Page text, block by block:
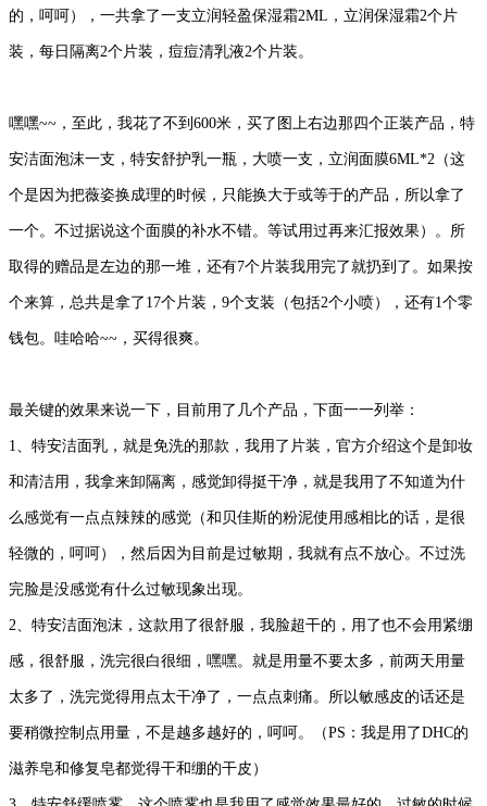
的，呵呵），一共拿了一支立润轻盈保湿霜2ML，立润保湿霜2个片
装，每日隔离2个片装，痘痘清乳液2个片装。
嘿嘿~~，至此，我花了不到600米，买了图上右边那四个正装产品，特
安洁面泡沫一支，特安舒护乳一瓶，大喷一支，立润面膜6ML*2（这
个是因为把薇姿换成理的时候，只能换大于或等于的产品，所以拿了
一个。不过据说这个面膜的补水不错。等试用过再来汇报效果）。所
取得的赠品是左边的那一堆，还有7个片装我用完了就扔到了。如果按
个来算，总共是拿了17个片装，9个支装（包括2个小喷），还有1个零
钱包。哇哈哈~~，买得很爽。
最关键的效果来说一下，目前用了几个产品，下面一一列举：
1、特安洁面乳，就是免洗的那款，我用了片装，官方介绍这个是卸妆
和清洁用，我拿来卸隔离，感觉卸得挺干净，就是我用了不知道为什
么感觉有一点点辣辣的感觉（和贝佳斯的粉泥使用感相比的话，是很
轻微的，呵呵），然后因为目前是过敏期，我就有点不放心。不过洗
完脸是没感觉有什么过敏现象出现。
2、特安洁面泡沫，这款用了很舒服，我脸超干的，用了也不会用紧绷
感，很舒服，洗完很白很细，嘿嘿。就是用量不要太多，前两天用量
太多了，洗完觉得用点太干净了，一点点刺痛。所以敏感皮的话还是
要稍微控制点用量，不是越多越好的，呵呵。（PS：我是用了DHC的
滋养皂和修复皂都觉得干和绷的干皮）